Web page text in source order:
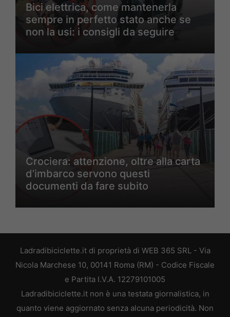
Bici elettrica, come mantenerla
sempre in perfetto stato anche se
non la usi: i consigli da seguire
Crociera: attenzione, oltre alla carta
d’imbarco servono questi
documenti da fare subito
Ladradibiciclette.it di proprietà di WEB 365 SRL - Via
Nicola Marchese 10, 00141 Roma (RM) - Codice Fiscale
e Partita I.V.A. 12279101005
Ladradibiciclette.it non è una testata giornalistica, in
quanto viene aggiornato senza alcuna periodicità. Non